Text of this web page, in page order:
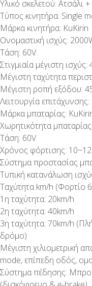
Υλικό σκελετού: Ατσάλι
Τύπος κινητήρα: Single
Μάρκα κινητήρα: KuKirin
Ονομαστική ισχύς:
Τάση: 60V
Στιγμιαία μέγιστη
Μέγιστη ταχύτητα
Μέγιστη ροπή εξόδου:
Λειτουργία
Μάρκα μπαταρίας:
Χωρητικότητα
Τάση: 60V
Χρόνος φόρτισης:
Σύστημα προστασίας
Τυπική κατανάλωση
Ταχύτητα km/h (Φορτίο
1η ταχύτητα: 20km/h
2η ταχύτητα: 40km/h
3η ταχύτητα: 70km/h
δρόμο)
Μέγιστη χιλιομετρική
mode, επίπεδη οδός,
Σύστημα πέδησης: